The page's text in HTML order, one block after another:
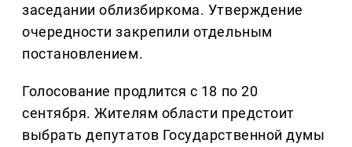
заседании облизбиркома. Утверждение
очередности закрепили отдельным
постановлением.
Голосование продлится с 18 по 20
сентября. Жителям области предстоит
выбрать депутатов Государственной думы